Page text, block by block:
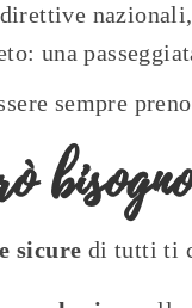
una
sempre
sicure di tutti ti